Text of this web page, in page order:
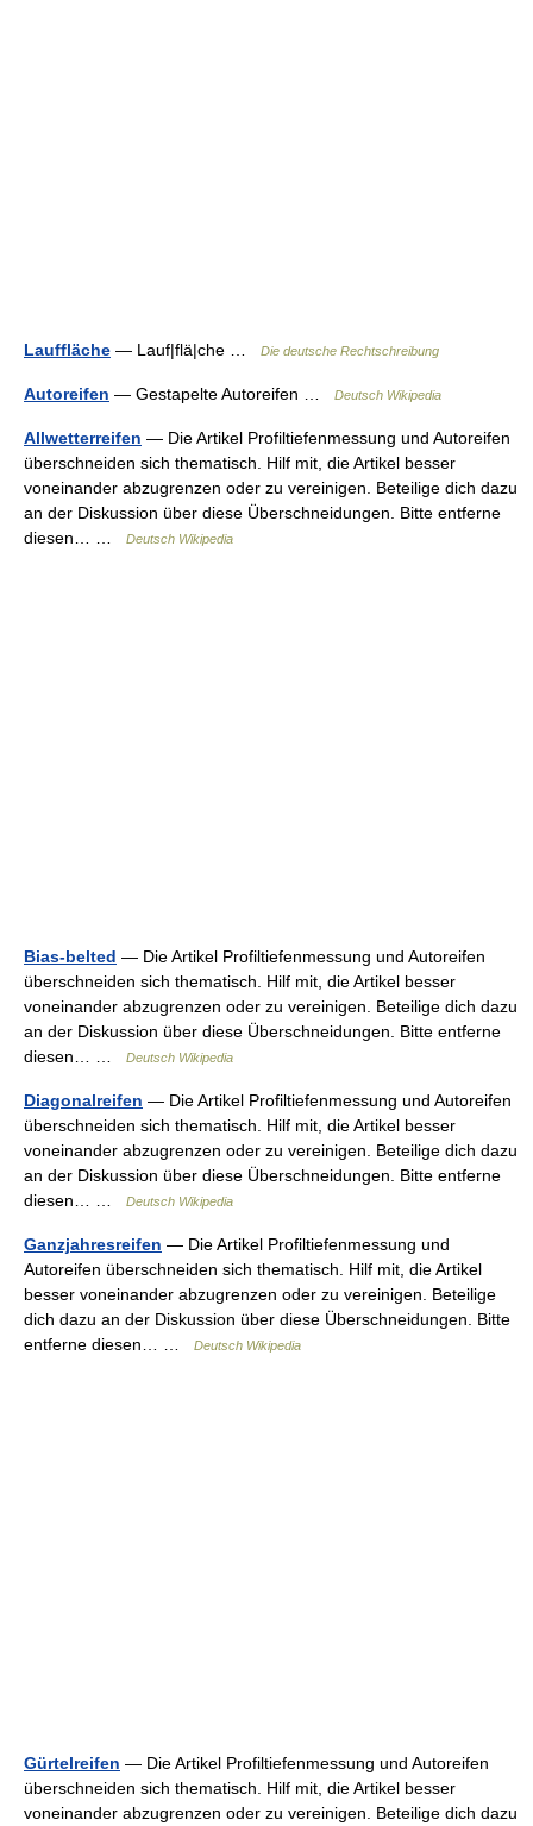
Lauffläche — Lauf|flä|che … Die deutsche Rechtschreibung
Autoreifen — Gestapelte Autoreifen … Deutsch Wikipedia
Allwetterreifen — Die Artikel Profiltiefenmessung und Autoreifen
überschneiden sich thematisch. Hilf mit, die Artikel besser
voneinander abzugrenzen oder zu vereinigen. Beteilige dich dazu
an der Diskussion über diese Überschneidungen. Bitte entferne
diesen… …
Deutsch Wikipedia
Bias-belted — Die Artikel Profiltiefenmessung und Autoreifen
überschneiden sich thematisch. Hilf mit, die Artikel besser
voneinander abzugrenzen oder zu vereinigen. Beteilige dich dazu
an der Diskussion über diese Überschneidungen. Bitte entferne
diesen… …
Deutsch Wikipedia
Diagonalreifen — Die Artikel Profiltiefenmessung und Autoreifen
überschneiden sich thematisch. Hilf mit, die Artikel besser
voneinander abzugrenzen oder zu vereinigen. Beteilige dich dazu
an der Diskussion über diese Überschneidungen. Bitte entferne
diesen… …
Deutsch Wikipedia
Ganzjahresreifen — Die Artikel Profiltiefenmessung und
Autoreifen überschneiden sich thematisch. Hilf mit, die Artikel
besser voneinander abzugrenzen oder zu vereinigen. Beteilige
dich dazu an der Diskussion über diese Überschneidungen. Bitte
entferne diesen… …
Deutsch Wikipedia
Gürtelreifen — Die Artikel Profiltiefenmessung und Autoreifen
überschneiden sich thematisch. Hilf mit, die Artikel besser
voneinander abzugrenzen oder zu vereinigen. Beteilige dich dazu